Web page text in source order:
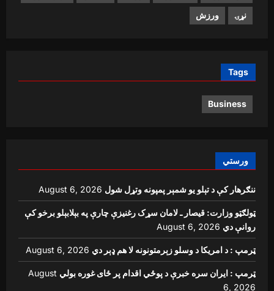
نړۍ ورزش
Tags
Business
ورستي
ننګرهار کې د تېلو یو شمېر پمپونه وتړل شول August 6, 2026
ټولګټو وزارت: قیصار ـ لامان سړک رغنیزې چارې په بېلابېلو برخو کې
روانې دي August 6, 2026
ټرمپ : د امریکا د وسلو زېرمتونونه لا هم ډېر دي August 6, 2026
ټرمپ : ایران سره خبرې د پوځي اقدام پر ځای غوره بولي August
6, 2026